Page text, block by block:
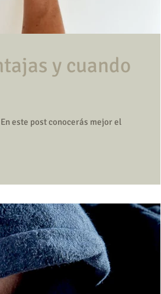
y cuando
este post conocerás mejor el